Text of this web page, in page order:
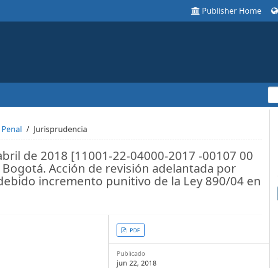
Publisher Home
Jurisprudencia
de 2018 [11001-22-04000-2017 -00107 00
Acción de revisión adelantada por
incremento punitivo de la Ley 890/04 en
Article
Sidebar
PDF
Publicado
jun 22, 2018